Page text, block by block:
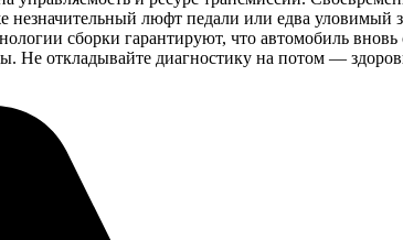
незначительный люфт педали или едва уловимый
сборки гарантируют, что автомобиль
Не откладывайте диагностику на потом —